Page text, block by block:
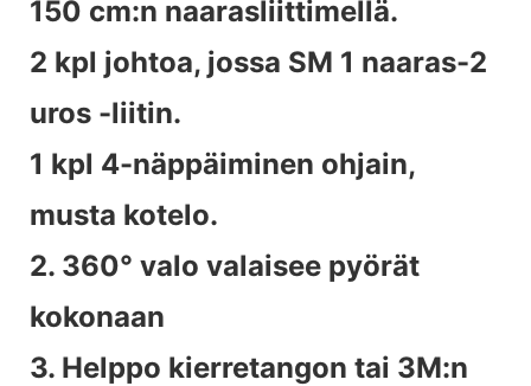
150 cm:n naarasliittimellä.
2 kpl johtoa, jossa SM 1 naaras-2
uros -liitin.
1 kpl 4-näppäiminen ohjain,
musta kotelo.
2. 360° valo valaisee pyörät
kokonaan
3. Helppo kierretangon tai 3M:n